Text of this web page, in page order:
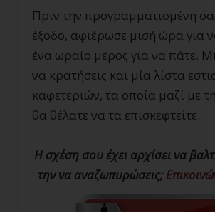
Πριν την προγραμματισμένη
έξοδο, αφιέρωσε μισή ώρα για
ένα ωραίο μέρος για να πάτε.
να κρατήσεις και μία λίστα
καφετεριών, τα οποία μαζί με
θα θέλατε να τα επισκεφτείτε.
Η σχέση σου έχει αρχίσει να
την να αναζωπυρώσεις;